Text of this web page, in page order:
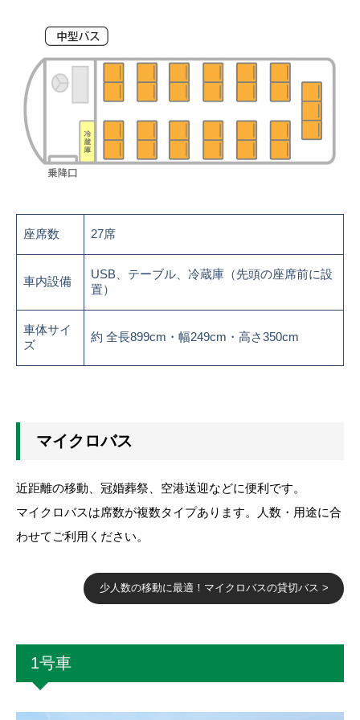
座席数 27席
車内設備
USB、テーブル、冷蔵庫（先頭の座席前に設
置）
車体サイ
ズ
約 全長899cm・幅249cm・高さ350cm
マイクロバス
近距離の移動、冠婚葬祭、空港送迎などに便利です。
マイクロバスは席数が複数タイプあります。人数・用途に合
わせてご利用ください。
少人数の移動に最適！マイクロバスの貸切バス >
1号車